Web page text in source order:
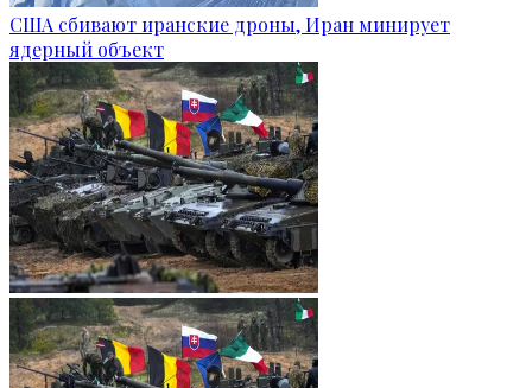
США сбивают иранские дроны, Иран минирует
ядерный объект